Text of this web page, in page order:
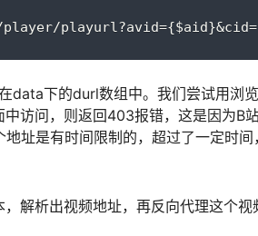
data下的durl数组中。我们尝试用浏览
访问，则返回403报错，这是因为B
址是有时间限制的，超过了一定时
解析出视频地址，再反向代理这个视